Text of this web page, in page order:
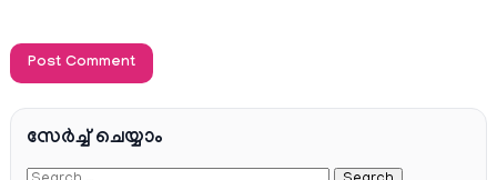
സേര്‍ച്ച്‌ ചെയ്യാം